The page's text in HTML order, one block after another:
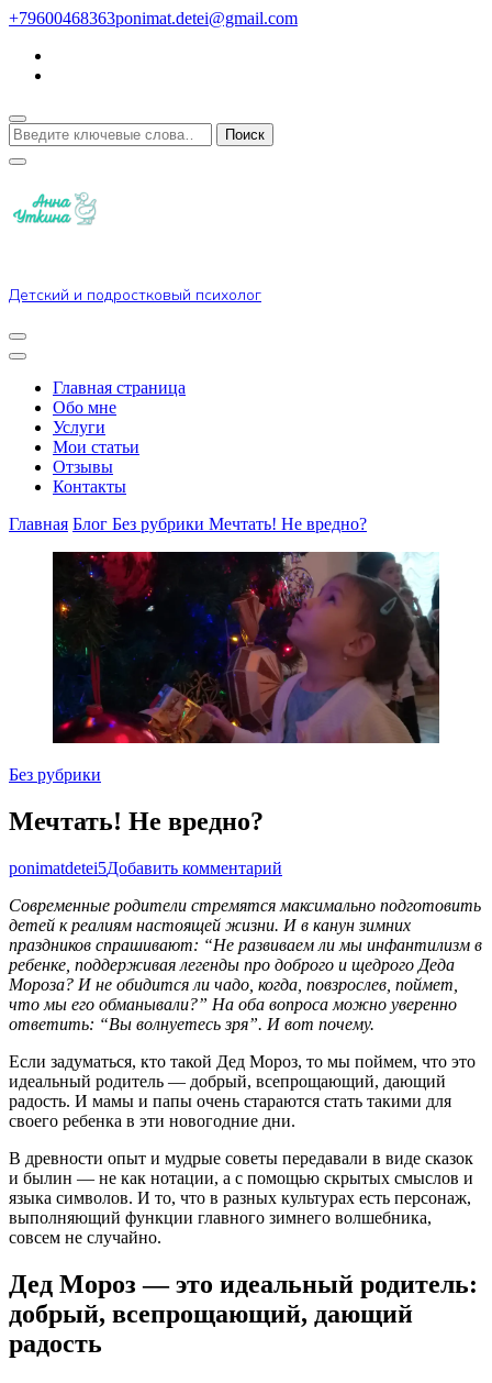
Перейти
содержимому
+79600468363ponimat.detei@gmail.com
Ищите
что-
то?
Детский и подростковый психолог
Главная страница
Обо мне
Услуги
Мои статьи
Отзывы
Контакты
Главная Блог Без рубрики Мечтать! Не вредно?
Без рубрики
Мечтать! Не вредно?
ponimatdetei5Добавить комментарий
Мечтать!
Не
вредно?
Современные родители стремятся максимально подготовить
детей к реалиям настоящей жизни. И в канун зимних
праздников спрашивают: “Не развиваем ли мы инфантилизм в
ребенке, поддерживая легенды про доброго и щедрого Деда
Мороза? И не обидится ли чадо, когда, повзрослев, поймет,
что мы его обманывали?” На оба вопроса можно уверенно
ответить: “Вы волнуетесь зря”. И вот почему.
Если задуматься, кто такой Дед Мороз, то мы поймем, что это
идеальный родитель — добрый, всепрощающий, дающий
радость. И мамы и папы очень стараются стать такими для
своего ребенка в эти новогодние дни.
В древности опыт и мудрые советы передавали в виде сказок
и былин — не как нотации, а с помощью скрытых смыслов и
языка символов. И то, что в разных культурах есть персонаж,
выполняющий функции главного зимнего волшебника,
совсем не случайно.
Дед Мороз — это идеальный родитель:
добрый, всепрощающий, дающий
радость